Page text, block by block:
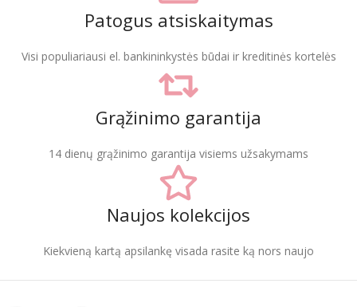
Patogus atsiskaitymas
Visi populiariausi el. bankininkystės būdai ir kreditinės kortelės
Grąžinimo garantija
14 dienų grąžinimo garantija visiems užsakymams
Naujos kolekcijos
Kiekvieną kartą apsilankę visada rasite ką nors naujo